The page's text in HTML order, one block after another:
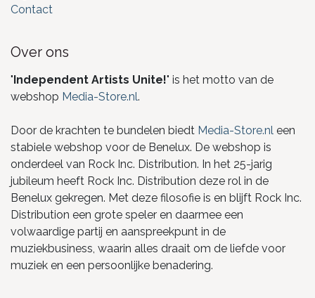
Contact
Over ons
"Independent Artists Unite!" is het motto van de
webshop Media-Store.nl.
Door de krachten te bundelen biedt Media-Store.nl een
stabiele webshop voor de Benelux. De webshop is
onderdeel van Rock Inc. Distribution. In het 25-jarig
jubileum heeft Rock Inc. Distribution deze rol in de
Benelux gekregen. Met deze filosofie is en blijft Rock Inc.
Distribution een grote speler en daarmee een
volwaardige partij en aanspreekpunt in de
muziekbusiness, waarin alles draait om de liefde voor
muziek en een persoonlijke benadering.